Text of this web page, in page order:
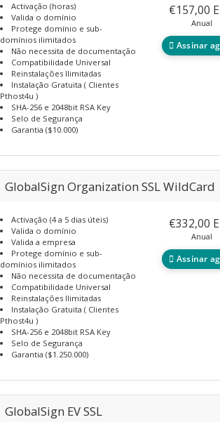
Activação (horas)
Valida o domínio
Protege domínio e sub-
domínios ilimitados
Não necessita de documentação
Compatibilidade Universal
Reinstalações Ilimitadas
Instalação Gratuita ( Clientes
Pthost4u )
SHA-256 e 2048bit RSA Key
Selo de Segurança
Garantia ($10.000)
€157,00
Anual
Assinar
GlobalSign Organization SSL WildCard
Activação (4 a 5 dias úteis)
Valida o domínio
Valida a empresa
Protege domínio e sub-
domínios ilimitados
Não necessita de documentação
Compatibilidade Universal
Reinstalações Ilimitadas
Instalação Gratuita ( Clientes
Pthost4u )
SHA-256 e 2048bit RSA Key
Selo de Segurança
Garantia ($1.250.000)
€332,00
Anual
Assinar
GlobalSign EV SSL